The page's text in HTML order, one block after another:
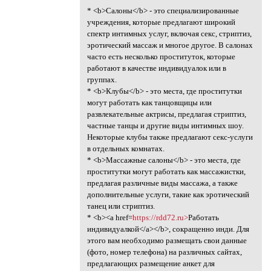
* <b>Салоны</b> - это специализированные
учреждения, которые предлагают широкий
спектр интимных услуг, включая секс, стриптиз,
эротический массаж и многое другое. В салонах
часто есть несколько проституток, которые
работают в качестве индивидуалок или в
группах.
* <b>Клубы</b> - это места, где проститутки
могут работать как танцовщицы или
развлекательные актрисы, предлагая стриптиз,
частные танцы и другие виды интимных шоу.
Некоторые клубы также предлагают секс-услуги
в отдельных комнатах.
* <b>Массажные салоны</b> - это места, где
проститутки могут работать как массажистки,
предлагая различные виды массажа, а также
дополнительные услуги, такие как эротический
танец или стриптиз.
* <b><a href=https://rdd72.ru>Работать
индивидуалкой</a></b>, сокращенно инди. Для
этого вам необходимо размещать свои данные
(фото, номер телефона) на различных сайтах,
предлагающих размещение анкет для